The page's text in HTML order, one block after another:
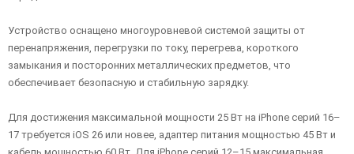
Устройство оснащено многоуровневой системой защиты от
перенапряжения, перегрузки по току, перегрева, короткого
замыкания и посторонних металлических предметов, что
обеспечивает безопасную и стабильную зарядку.
Для достижения максимальной мощности 25 Вт на iPhone серий 16–
17 требуется iOS 26 или новее, адаптер питания мощностью 45 Вт и